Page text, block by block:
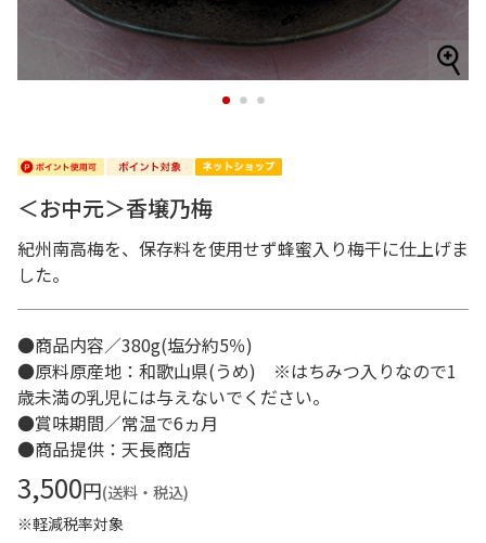
1 2 3
＜お中元＞香壌乃梅
紀州南高梅を、保存料を使用せず蜂蜜入り梅干に仕上げま
した。
●商品内容／380g(塩分約5％)
●原料原産地：和歌山県(うめ) ※はちみつ入りなので1
歳未満の乳児には与えないでください。
●賞味期間／常温で6ヵ月
●商品提供：天長商店
3,500円(送料・税込)
※軽減税率対象